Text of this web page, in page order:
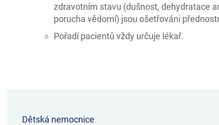
zdravotním stavu (dušnost, dehydratace
porucha vědomí) jsou ošetřováni
Pořadí pacientů vždy určuje lékař.
Dětská nemocnice